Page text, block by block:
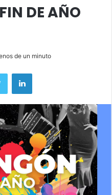
DE AÑO
de un minuto